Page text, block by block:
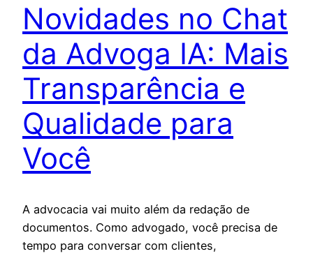
Novidades no Chat
da Advoga IA: Mais
Transparência e
Qualidade para
Você
A advocacia vai muito além da redação de
documentos. Como advogado, você precisa de
tempo para conversar com clientes,